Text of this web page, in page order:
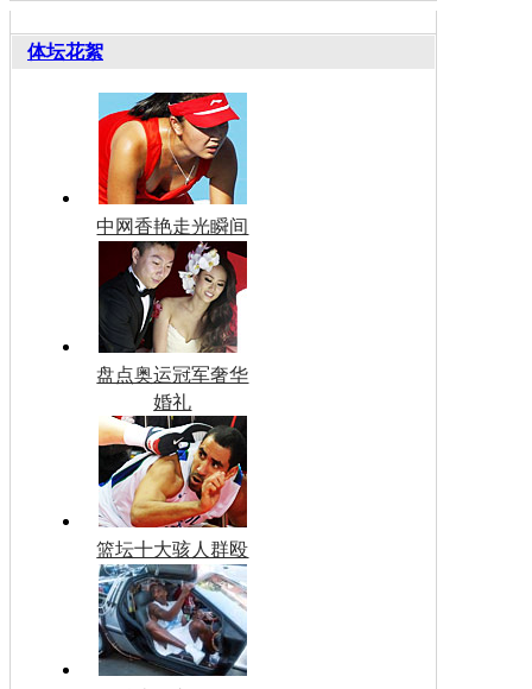
体坛花絮
中网香艳走光瞬间
盘点奥运冠军奢华
婚礼
篮坛十大骇人群殴